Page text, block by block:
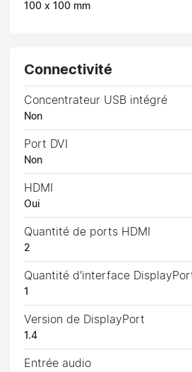
100 x 100 mm
Connectivité
Concentrateur USB intégré
Non
Port DVI
Non
HDMI
Oui
Quantité de ports HDMI
2
Quantité d'interface
1
Version de DisplayPort
1.4
Entrée audio